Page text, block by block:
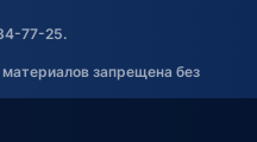
77-25.
запрещена без